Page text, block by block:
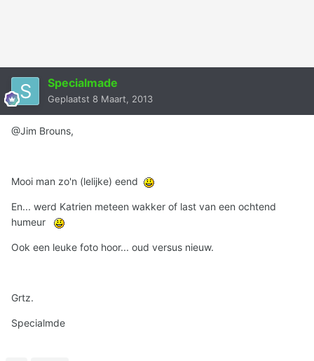
Specialmade
Geplaatst 8 Maart, 2013
@Jim Brouns,
Mooi man zo'n (lelijke) eend
En... werd Katrien meteen wakker of last van een ochtend
humeur
Ook een leuke foto hoor... oud versus nieuw.
Grtz.
Specialmde